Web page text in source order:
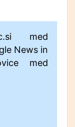
med
News in
med